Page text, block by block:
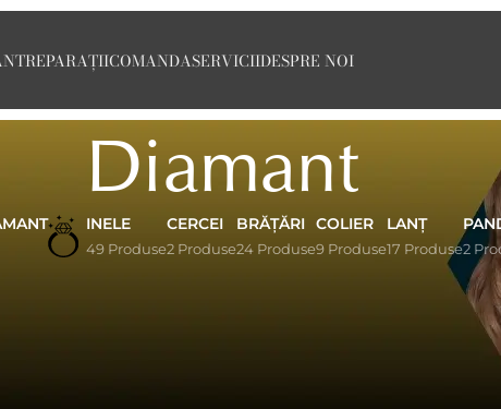
REPARAȚIICOMANDASERVICIIDESPRE NOI
Diamant
INELE
49 Produse
CERCEI
2 Produse
BRĂȚĂRI
24 Produse
COLIER
9 Produse
LANȚ
17 Produse2
diamant sunt simbolul eleganței autentice. Fiecare piesă
selecționate cu grijă. Acordăm atenție clarității,
elegante și cercei rafinați. Toate bijuteriile sunt
sau ca un cadou de suflet. Alege o bijuterie cu diamant